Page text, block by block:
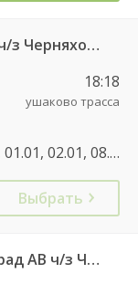
580 Гусев КДП — Калининград АВ ч/з Черняховск АС
18:18
ушаково трасса
07.03, 01.05, 09.05, 20.05, 12.06, 06.11, 01.01, 02.01, 08.01, 22.02, 07.03, 27.04, 01.05, 08.05, 02.11, 04.11, 28.12, 01.01, 02.01, 30.04, 07.05, 11.06, 01.11, 04.11, 01.01
Выбрать
583 Чернышевское п. — Калининград АВ ч/з Черняховск АС